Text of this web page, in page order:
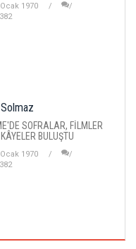
1970
SOFRALAR, FİLMLER
BULUŞTU
1970